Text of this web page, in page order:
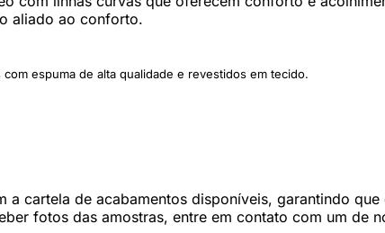
aliado ao conforto.
espuma de alta qualidade e revestidos em tecido.
cartela de acabamentos disponíveis, garantindo
fotos das amostras, entre em contato com um de